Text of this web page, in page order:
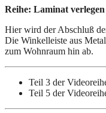
Reihe: Laminat verlegen
Hier wird der Abschluß
Die Winkelleiste aus
zum Wohnraum hin ab.
Teil 3 der
Teil 5 der